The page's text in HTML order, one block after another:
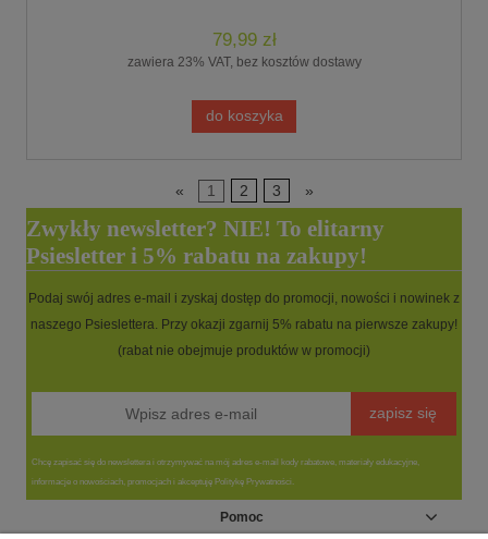
79,99 zł
zawiera 23% VAT, bez kosztów dostawy
do koszyka
« 1 2 3 »
Zwykły newsletter? NIE! To elitarny
Psiesletter i 5% rabatu na zakupy!
Podaj swój adres e-mail i zyskaj dostęp do promocji, nowości i nowinek z
naszego Psieslettera. Przy okazji zgarnij 5% rabatu na pierwsze zakupy!
(rabat nie obejmuje produktów w promocji)
zapisz się
Chcę zapisać się do newslettera i otrzymywać na mój adres e-mail kody rabatowe, materiały edukacyjne,
informacje o nowościach, promocjach i akceptuję Politykę Prywatności.
Pomoc